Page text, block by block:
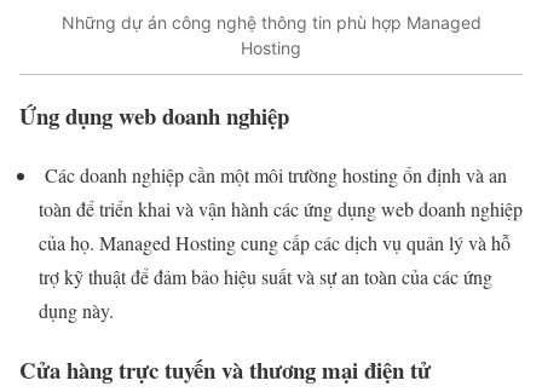
Những dự án công nghệ thông tin phù hợp Managed
Hosting
Ứng dụng web doanh nghiệp
Các doanh nghiệp cần một môi trường hosting ổn định và an
toàn để triển khai và vận hành các ứng dụng web doanh nghiệp
của họ. Managed Hosting cung cấp các dịch vụ quản lý và hỗ
trợ kỹ thuật để đảm bảo hiệu suất và sự an toàn của các ứng
dụng này.
Cửa hàng trực tuyến và thương mại điện tử